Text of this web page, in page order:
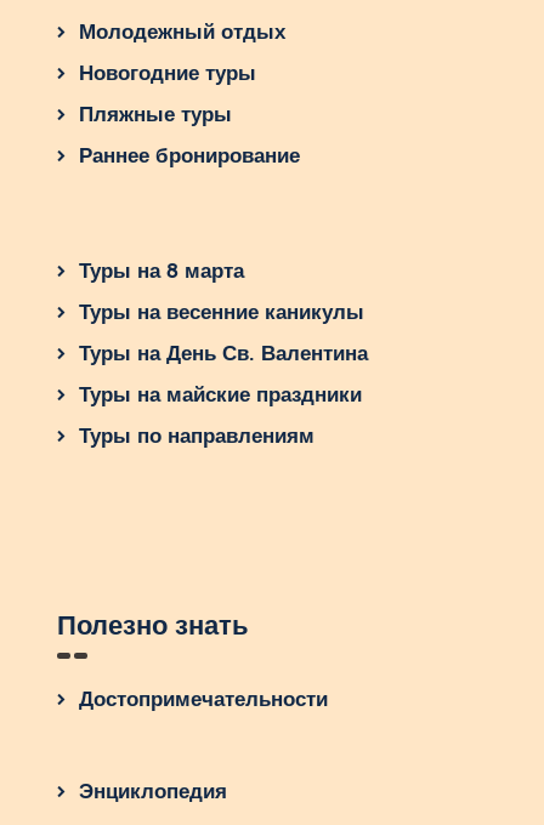
Молодежный отдых
Новогодние туры
Пляжные туры
Раннее бронирование
Туры на 8 марта
Туры на весенние каникулы
Туры на День Св. Валентина
Туры на майские праздники
Туры по направлениям
Полезно знать
Достопримечательности
Энциклопедия